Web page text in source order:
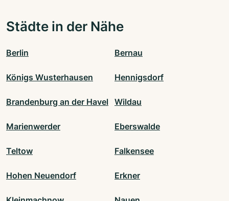
Städte in der Nähe
Berlin Bernau
Königs Wusterhausen Hennigsdorf
Brandenburg an der Havel Wildau
Marienwerder Eberswalde
Teltow Falkensee
Hohen Neuendorf Erkner